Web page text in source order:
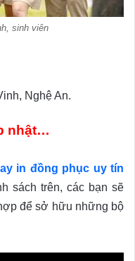
sinh viên
Nghệ An.
nhật…
in đồng phục uy tín
sách trên, các bạn sẽ
để sở hữu những bộ